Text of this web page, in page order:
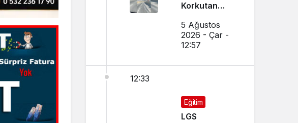
Korkutan
Yangını
5 Ağustos
2026 - Çar -
12:57
12:33
Eğitim
LGS